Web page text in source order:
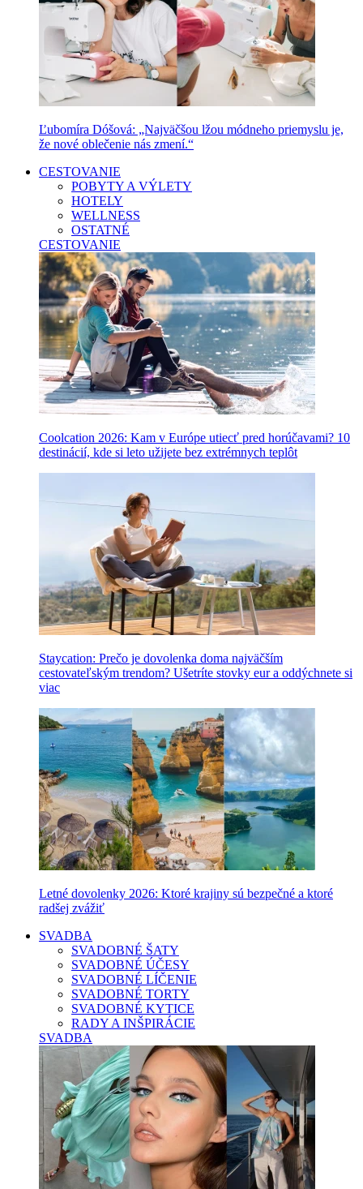
Ľubomíra Dóšová: „Najväčšou lžou módneho priemyslu je,
že nové oblečenie nás zmení.“
CESTOVANIE
POBYTY A VÝLETY
HOTELY
WELLNESS
OSTATNÉ
CESTOVANIE
Coolcation 2026: Kam v Európe utiecť pred horúčavami? 10
destinácií, kde si leto užijete bez extrémnych teplôt
Staycation: Prečo je dovolenka doma najväčším
cestovateľským trendom? Ušetríte stovky eur a oddýchnete si
viac
Letné dovolenky 2026: Ktoré krajiny sú bezpečné a ktoré
radšej zvážiť
SVADBA
SVADOBNÉ ŠATY
SVADOBNÉ ÚČESY
SVADOBNÉ LÍČENIE
SVADOBNÉ TORTY
SVADOBNÉ KYTICE
RADY A INŠPIRÁCIE
SVADBA